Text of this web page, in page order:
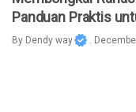
Panduan Praktis
By Dendy way .